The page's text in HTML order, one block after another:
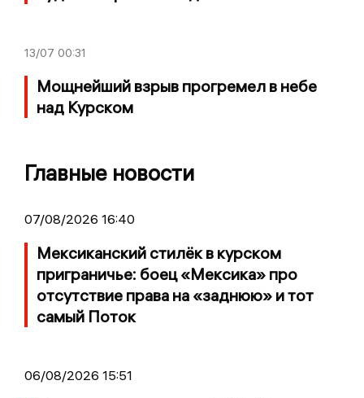
13/07 00:31
Мощнейший взрыв прогремел в небе
над Курском
Главные новости
07/08/2026 16:40
Мексиканский стилёк в курском
приграничье: боец «Мексика» про
отсутствие права на «заднюю» и тот
самый Поток
06/08/2026 15:51